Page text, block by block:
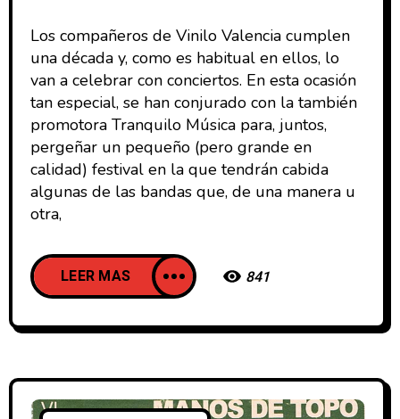
Los compañeros de Vinilo Valencia cumplen
una década y, como es habitual en ellos, lo
van a celebrar con conciertos. En esta ocasión
tan especial, se han conjurado con la también
promotora Tranquilo Música para, juntos,
pergeñar un pequeño (pero grande en
calidad) festival en la que tendrán cabida
algunas de las bandas que, de una manera u
otra,
LEER MAS 841